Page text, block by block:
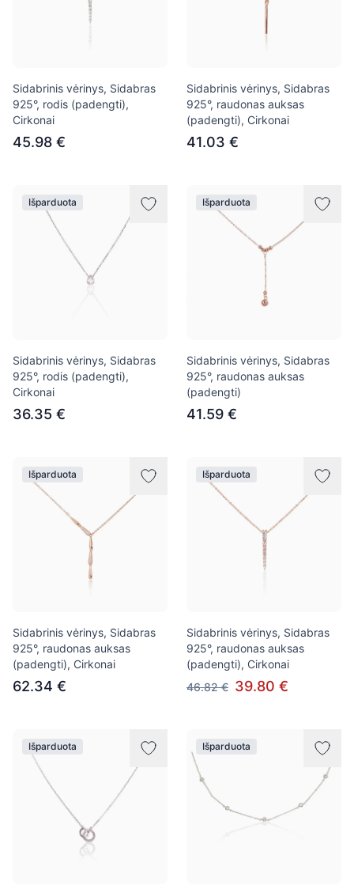
Sidabrinis vėrinys, Sidabras
925°, rodis (padengti),
Cirkonai
45.98 €
Sidabrinis vėrinys, Sidabras
925°, raudonas auksas
(padengti), Cirkonai
41.03 €
Išparduota
Sidabrinis vėrinys, Sidabras
925°, rodis (padengti),
Cirkonai
36.35 €
Išparduota
Sidabrinis vėrinys, Sidabras
925°, raudonas auksas
(padengti)
41.59 €
Išparduota
Sidabrinis vėrinys, Sidabras
925°, raudonas auksas
(padengti), Cirkonai
62.34 €
Išparduota
Sidabrinis vėrinys, Sidabras
925°, raudonas auksas
(padengti), Cirkonai
46.82 € 39.80 €
Išparduota Išparduota